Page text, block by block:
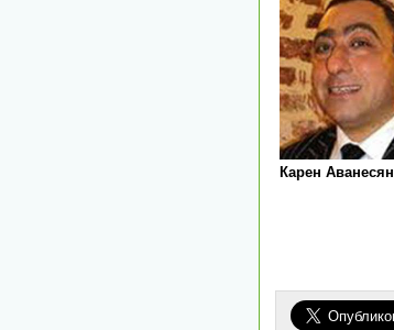
Карен Аванесян